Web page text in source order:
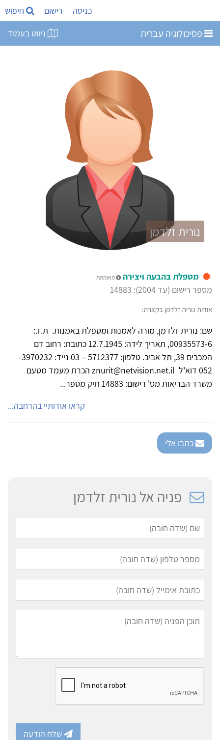
כניסה רישום חיפוש
פסיכולוגיה עברית ניווט בעמוד
נורית זלדמן
מטפלת בהבעה ויצירה מאומתת
מספר רישום (עד 2004): 14883
אודות נורית זלדמן בקצרה:
שם: נורית זלדמן, מורה לאמנות ומטפלת באמנות. ת.ז.:
00935573-6, תאריך לידה: 12.7.1945 כתובת: רחוב דם
המכבים 39, תל אביב. טלפון: 5712377 – 03 נייד: 3970232-
052 דוא'ל znurit@netvision.net.il הכרת מעמד מטעם
משרד הבריאות מס' רישום: 14883 תיק מספר...
קראו אודותיי בהרחבה...
כתבו אלי
פניה אל נורית זלדמן
שלח הודעה